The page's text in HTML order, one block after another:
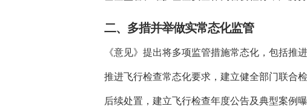
二、多措并举做实常态化监管
《意见》提出将多项监管措施常态化，包括推
推进飞行检查常态化要求，建立健全部门联合
后续处置，建立飞行检查年度公告及典型案例